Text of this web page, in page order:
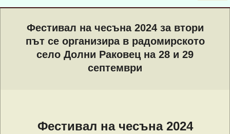
NavigationФестивал на чесъна 2024 за втори
път се организира в радомирското
село Долни Раковец на 28 и 29
септември
Фестивал на чесъна 2024